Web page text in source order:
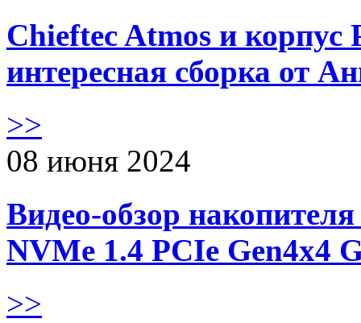
Chieftec Atmos и корпус
интересная сборка от
>>
08 июня 2024
Видео-обзор
NVMe 1.4 PCIe Gen4х4
>>